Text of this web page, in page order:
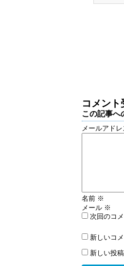
コメント
この記事へ
メールアド
名前 ※
メール ※
次回のコ
新しいコ
新しい投